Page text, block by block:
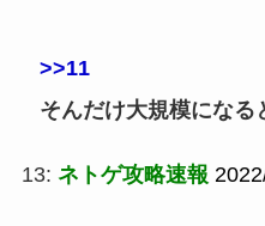
>>11
そんだけ大規模になる
13: ネトゲ攻略速報